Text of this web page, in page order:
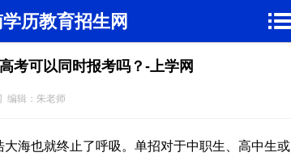
历教育招生网
考可以同时报考吗？-上学网
编辑：朱老师
海也就终止了呼吸。单招对于中职生、高中生或